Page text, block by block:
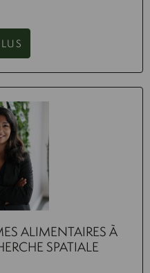
ALIMENTAIRES À
SPATIALE